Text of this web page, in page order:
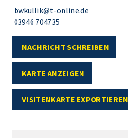
bwkullik@t-online.de
03946 704735
NACHRICHT SCHREIBEN
KARTE ANZEIGEN
VISITENKARTE EXPORTIEREN